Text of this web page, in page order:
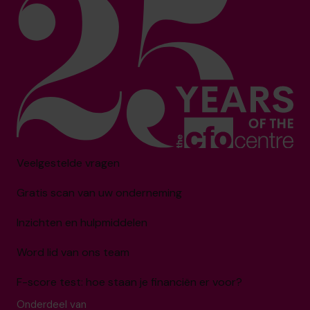
Veelgestelde vragen
Gratis scan van uw onderneming
Inzichten en hulpmiddelen
Word lid van ons team
F-score test: hoe staan je financiën er voor?
Onderdeel van